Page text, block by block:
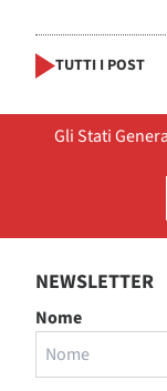
TUTTI I POST
Gli Stati
NEWSLETTER
Nome